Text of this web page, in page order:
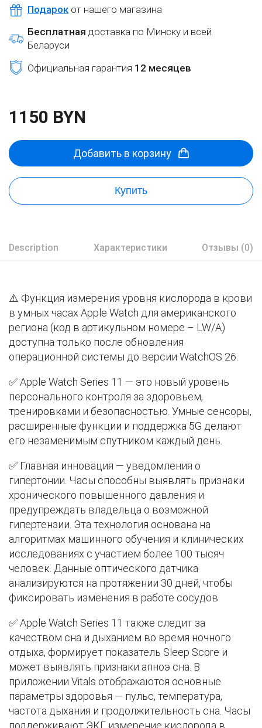
Подарок от нашего магазина
Бесплатная доставка по Минску и всей
Беларуси
Официальная гарантия 12 месяцев
1150 BYN
Добавить в корзину
Купить
Description Характеристики Отзывы (0)
⚠️ Функция измерения уровня кислорода в крови
в умных часах Apple Watch для американского
региона (код в артикульном номере – LW/A)
доступна только после обновления
операционной системы до версии WatchOS 26.
✅ Apple Watch Series 11 — это новый уровень
персонального контроля за здоровьем,
тренировками и безопасностью. Умные сенсоры,
расширенные функции и поддержка 5G делают
его незаменимым спутником каждый день.
✅ Главная инновация — уведомления о
гипертонии. Часы способны выявлять признаки
хронического повышенного давления и
предупреждать владельца о возможной
гипертензии. Эта технология основана на
алгоритмах машинного обучения и клинических
исследованиях с участием более 100 тысяч
человек. Данные оптического датчика
анализируются на протяжении 30 дней, чтобы
фиксировать изменения в работе сосудов.
✅ Apple Watch Series 11 также следит за
качеством сна и дыханием во время ночного
отдыха, формирует показатель Sleep Score и
может выявлять признаки апноэ сна. В
приложении Vitals отображаются основные
параметры здоровья — пульс, температура,
частота дыхания и продолжительность сна. Часы
поддерживают ЭКГ, измерение кислорода в